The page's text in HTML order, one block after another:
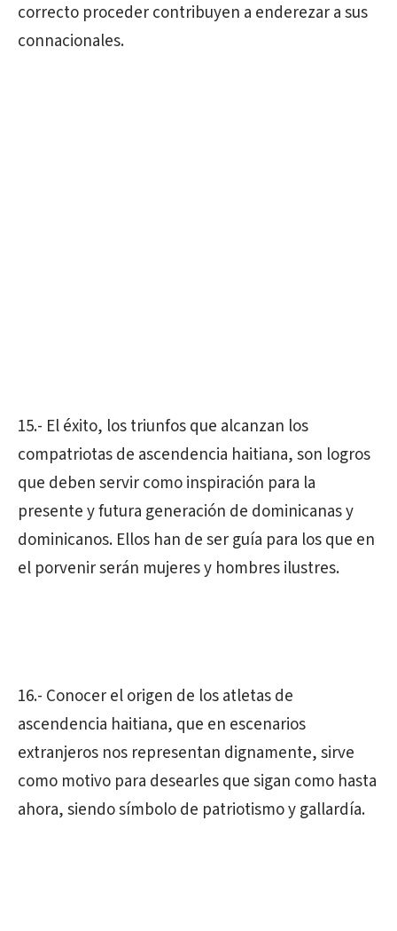
correcto proceder contribuyen a enderezar a sus
connacionales.
15.- El éxito, los triunfos que alcanzan los
compatriotas de ascendencia haitiana, son logros
que deben servir como inspiración para la
presente y futura generación de dominicanas y
dominicanos. Ellos han de ser guía para los que en
el porvenir serán mujeres y hombres ilustres.
16.- Conocer el origen de los atletas de
ascendencia haitiana, que en escenarios
extranjeros nos representan dignamente, sirve
como motivo para desearles que sigan como hasta
ahora, siendo símbolo de patriotismo y gallardía.